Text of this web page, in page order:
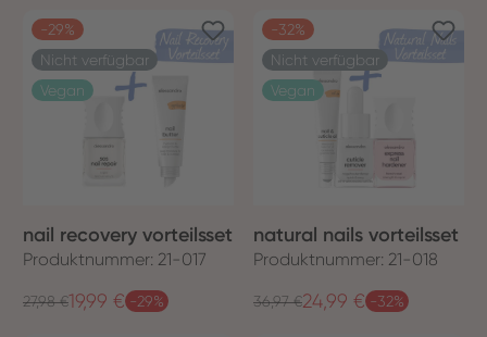
-29%
Nicht verfügbar
Vegan
nail recovery vorteilsset
Produktnummer: 21-017
Verkaufspreis:
Regulärer Preis:
27,98 €19,99 € -29%
-32%
Nicht verfügbar
Vegan
natural nails vorteilsset
Produktnummer: 21-018
Verkaufspreis:
Regulärer Preis:
36,97 €24,99 € -32%